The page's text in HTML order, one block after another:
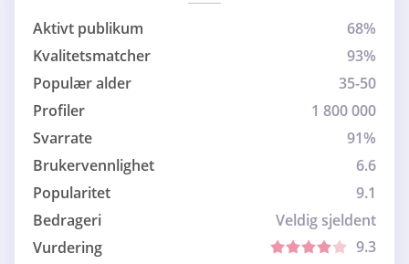
Aktivt publikum
68%
Kvalitetsmatcher
93%
Populær alder
35-50
Profiler
1 800 000
Svarrate
91%
Brukervennlighet
6.6
Popularitet
9.1
Bedrageri
Veldig sjeldent
Vurdering
9.3